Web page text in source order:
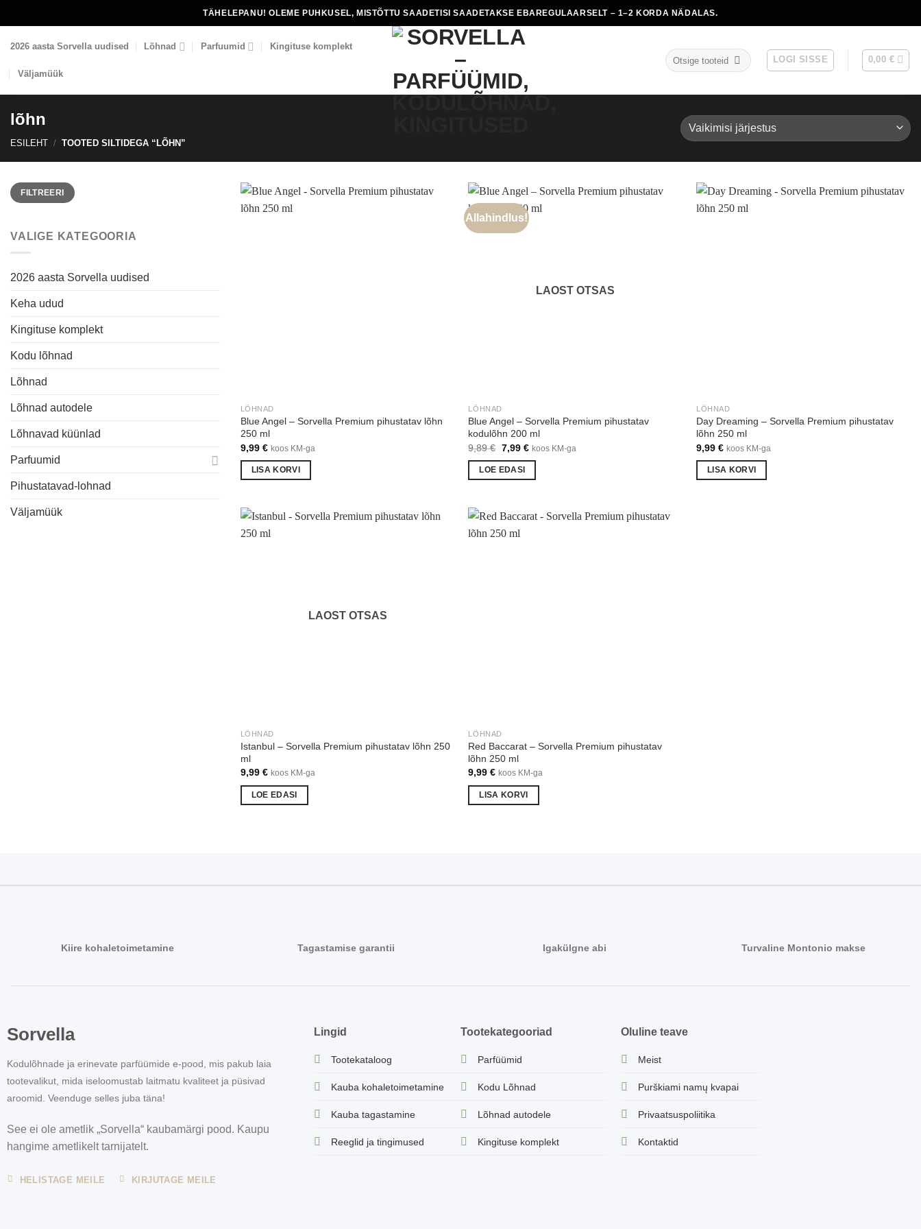
to
content
TÄHELEPANU! OLEME PUHKUSEL, MISTÕTTU SAADETISI SAADETAKSE EBAREGULAARSELT – 1–2 KORDA NÄDALAS.
2026 aasta Sorvella uudised Lõhnad Parfuumid Kingituse komplekt
Väljamüük
Otsi: LOGI SISSE 0,00 €
lõhn
ESILEHT / TOOTED SILTIDEGA “LÕHN”
Minimaalne
hind
Maksimaalne
hindFILTREERI
VALIGE KATEGOORIA
2026 aasta Sorvella uudised
Keha udud
Kingituse komplekt
Kodu lõhnad
Lõhnad
Lõhnad autodele
Lõhnavad küünlad
Parfuumid
Pihustatavad-lohnad
Väljamüük
LÕHNAD
Blue Angel – Sorvella Premium pihustatav lõhn
250 ml
9,99 € koos KM-ga
LISA KORVI
Allahindlus!
LAOST OTSAS
LÕHNAD
Blue Angel – Sorvella Premium pihustatav
kodulõhn 200 ml
9,89€ Algne
hind
oli:
9,89 €.
7,99 €Praegune
koos KM-ga
LOE EDASI
LÕHNAD
Day Dreaming – Sorvella Premium pihustatav
lõhn 250 ml
9,99€ koos KM-ga
LISA KORVI
LAOST OTSAS
LÕHNAD
Istanbul – Sorvella Premium pihustatav lõhn 250
ml
9,99 € koos KM-ga
LOE EDASI
LÕHNAD
Red Baccarat – Sorvella Premium pihustatav
lõhn 250 ml
9,99€ koos KM-ga
LISA KORVI
Kiire kohaletoimetamine Tagastamise garantii Igakülgne abi Turvaline Montonio makse
Sorvella
Kodulõhnade ja erinevate parfüümide e-pood, mis pakub laia
tootevalikut, mida iseloomustab laitmatu kvaliteet ja püsivad
aroomid. Veenduge selles juba täna!
See ei ole ametlik „Sorvella“ kaubamärgi pood. Kaupu
hangime ametlikelt tarnijatelt.
HELISTAGE MEILE KIRJUTAGE MEILE
Lingid
Tootekataloog
Kauba kohaletoimetamine
Kauba tagastamine
Reeglid ja tingimused
Tootekategooriad
Parfüümid
Kodu Lõhnad
Lõhnad autodele
Kingituse komplekt
Oluline teave
Meist
Purškiami namų kvapai
Privaatsuspoliitika
Kontaktid